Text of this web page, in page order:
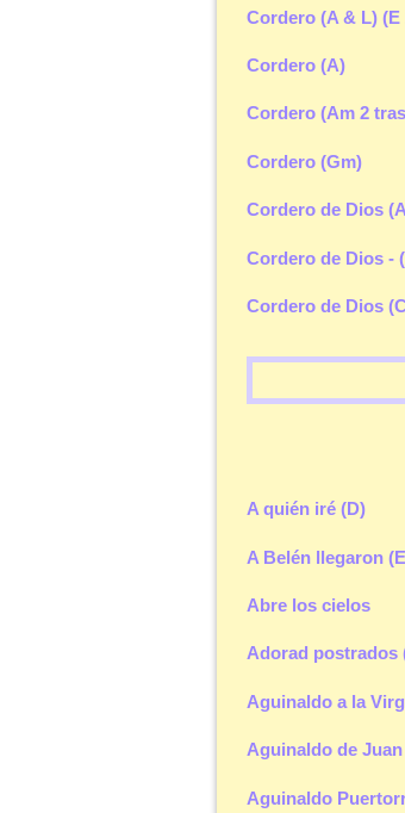
Cordero (A & L) (E
Cordero (A)
Cordero (Am 2
Cordero (Gm)
Cordero de Dios
Cordero de Dios -
Cordero de Dios
A quién iré (D)
A Belén llegaron
Abre los cielos
Adorad postrados
Aguinaldo a la
Aguinaldo de
Aguinaldo